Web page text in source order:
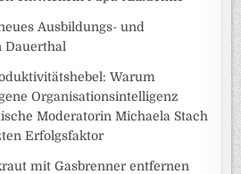
Ausbildungs- und
Dauerthal
Warum
Organisationsintelligenz
Moderatorin Michaela Stach
Erfolgsfaktor
mit Gasbrenner entfernen